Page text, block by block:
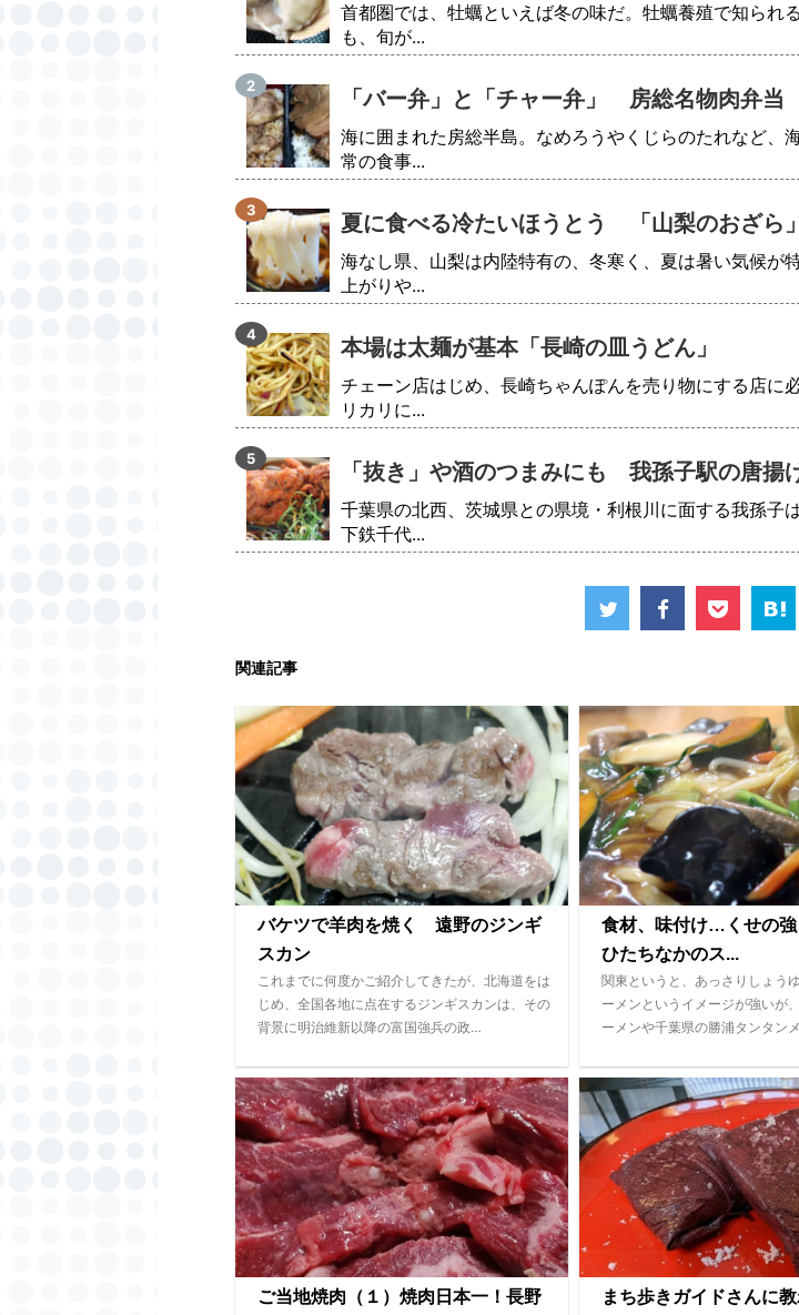
首都圏では、牡蠣といえば冬の味だ。牡蠣養殖で知られ
も、旬が...
「バー弁」と「チャー弁」 房総名物肉弁当
海に囲まれた房総半島。なめろうやくじらのたれなど、
常の食事...
夏に食べる冷たいほうとう 「山梨のおざら」
海なし県、山梨は内陸特有の、冬寒く、夏は暑い気候が
上がりや...
本場は太麺が基本「長崎の皿うどん」
チェーン店はじめ、長崎ちゃんぽんを売り物にする店に
リカリに...
「抜き」や酒のつまみにも 我孫子駅の唐揚
千葉県の北西、茨城県との県境・利根川に面する我孫子
下鉄千代...
関連記事
バケツで羊肉を焼く 遠野のジンギ
スカン
これまでに何度かご紹介してきたが、北海道をは
じめ、全国各地に点在するジンギスカンは、その
背景に明治維新以降の富国強兵の政…
食材、味付け…くせの
ひたちなかのス...
関東というと、あっさりしょう
ーメンというイメージが強いが
ーメンや千葉県の勝浦タンタン
ご当地焼肉（１）焼肉日本一！長野
まち歩きガイドさんに